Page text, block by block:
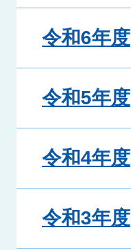
令和6年度
令和5年度
令和4年度
令和3年度